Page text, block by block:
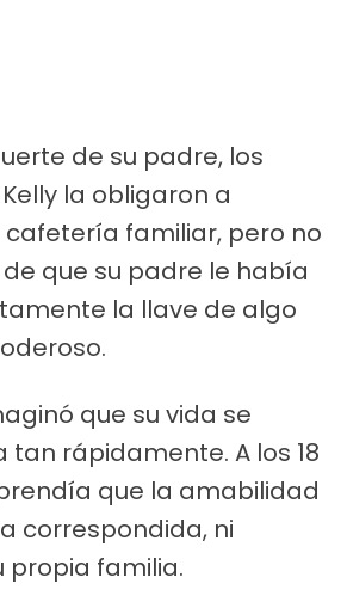
de su padre, los
la obligaron a
familiar, pero no
que su padre le había
la llave de algo
que su vida se
rápidamente. A los 18
que la amabilidad
correspondida, ni
propia familia.